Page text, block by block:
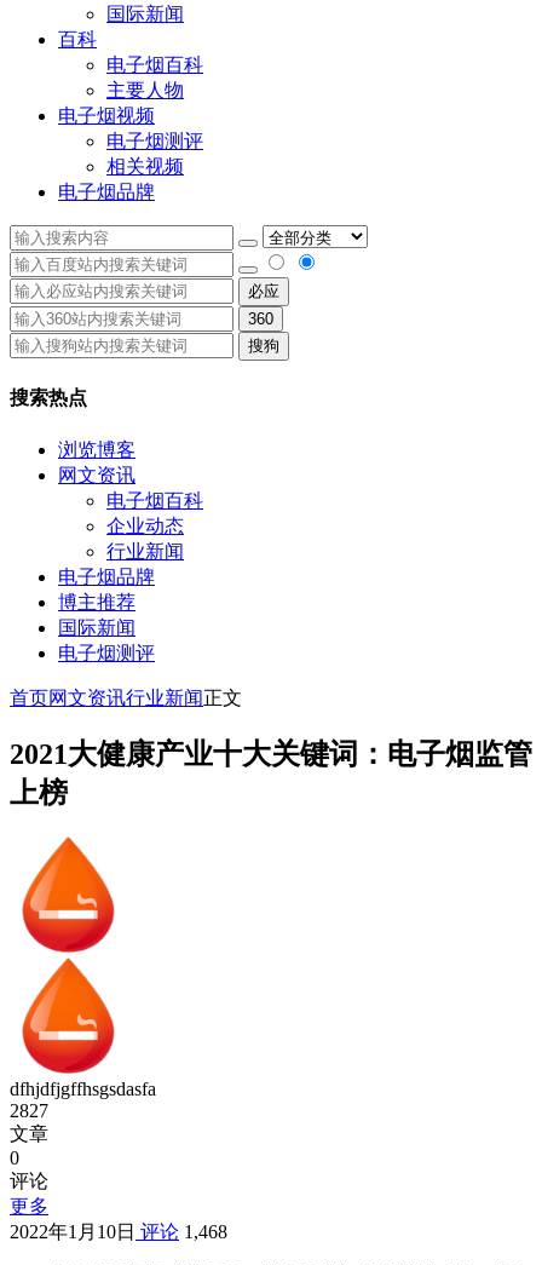
国际新闻
百科
电子烟百科
主要人物
电子烟视频
电子烟测评
相关视频
电子烟品牌
必应
360
搜狗
搜索热点
浏览博客
网文资讯
电子烟百科
企业动态
行业新闻
电子烟品牌
博主推荐
国际新闻
电子烟测评
首页网文资讯行业新闻正文
2021大健康产业十大关键词：电子烟监管
上榜
dfhjdfjgffhsgsdasfa
2827
文章
0
评论
更多
2022年1月10日 评论 1,468